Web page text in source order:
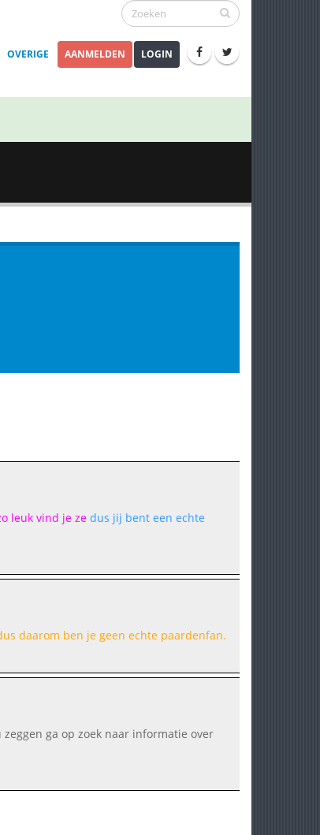
OVERIGE AANMELDEN LOGIN
leuk vind je ze dus jij bent een echte
daarom ben je geen echte paardenfan.
ga op zoek naar informatie over